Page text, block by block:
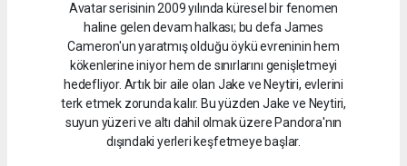
Avatar serisinin 2009 yılında küresel bir fenomen
haline gelen devam halkası; bu defa James
Cameron'un yaratmış olduğu öykü evreninin hem
kökenlerine iniyor hem de sınırlarını genişletmeyi
hedefliyor. Artık bir aile olan Jake ve Neytiri, evlerini
terk etmek zorunda kalır. Bu yüzden Jake ve Neytiri,
suyun yüzeri ve altı dahil olmak üzere Pandora'nın
dışındaki yerleri keşfetmeye başlar.